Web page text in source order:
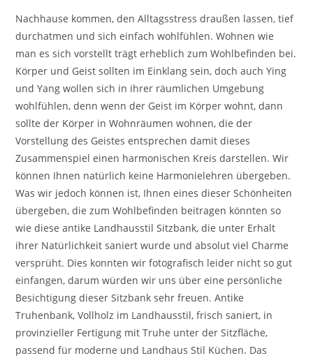
Nachhause kommen, den Alltagsstress draußen lassen, tief
durchatmen und sich einfach wohlfühlen. Wohnen wie
man es sich vorstellt trägt erheblich zum Wohlbefinden bei.
Körper und Geist sollten im Einklang sein, doch auch Ying
und Yang wollen sich in ihrer räumlichen Umgebung
wohlfühlen, denn wenn der Geist im Körper wohnt, dann
sollte der Körper in Wohnräumen wohnen, die der
Vorstellung des Geistes entsprechen damit dieses
Zusammenspiel einen harmonischen Kreis darstellen. Wir
können Ihnen natürlich keine Harmonielehren übergeben.
Was wir jedoch können ist, Ihnen eines dieser Schönheiten
übergeben, die zum Wohlbefinden beitragen könnten so
wie diese antike Landhausstil Sitzbank, die unter Erhalt
ihrer Natürlichkeit saniert wurde und absolut viel Charme
versprüht. Dies konnten wir fotografisch leider nicht so gut
einfangen, darum würden wir uns über eine persönliche
Besichtigung dieser Sitzbank sehr freuen. Antike
Truhenbank, Vollholz im Landhausstil, frisch saniert, in
provinzieller Fertigung mit Truhe unter der Sitzfläche,
passend für moderne und Landhaus Stil Küchen. Das